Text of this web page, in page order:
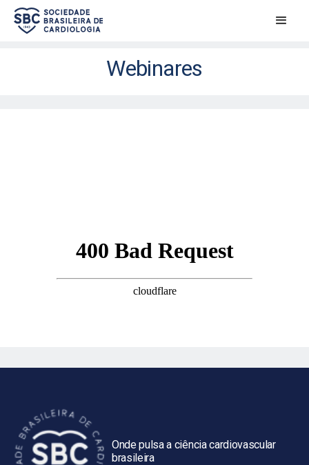
Webinares
Onde pulsa a ciência cardiovascular
brasileira